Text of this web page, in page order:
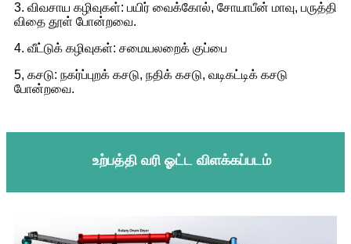
3. விவசாய கழிவுகள்: பயிர் வைக்கோல், சோயாபீன் மாவு, பருத்தி
விதை தூள் போன்றவை.
4. வீட்டுக் கழிவுகள்: சமையலறைக் குப்பை
5, கசடு: நகர்ப்புறக் கசடு, நதிக் கசடு, வடிகட்டிக் கசடு
போன்றவை.
உற்பத்தி வரி ஓட்ட விளக்கப்படம்